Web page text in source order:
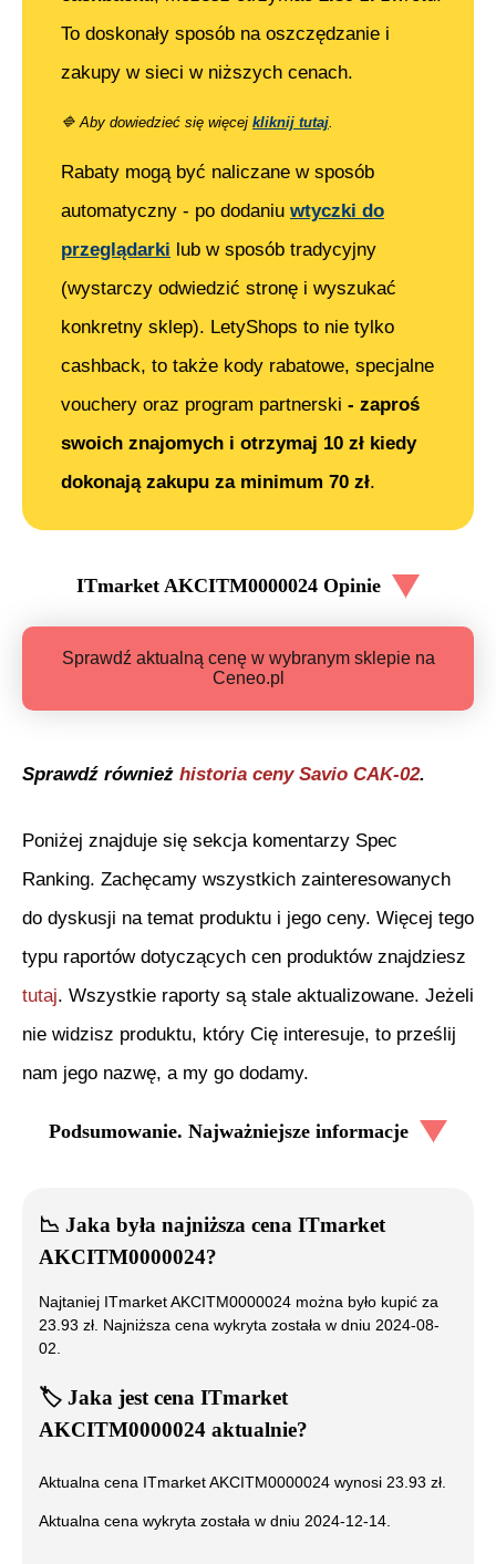
To doskonały sposób na oszczędzanie i
zakupy w sieci w niższych cenach.
🔷 Aby dowiedzieć się więcej kliknij tutaj.
Rabaty mogą być naliczane w sposób
automatyczny - po dodaniu wtyczki do
przeglądarki lub w sposób tradycyjny
(wystarczy odwiedzić stronę i wyszukać
konkretny sklep). LetyShops to nie tylko
cashback, to także kody rabatowe, specjalne
vouchery oraz program partnerski - zaproś
swoich znajomych i otrzymaj 10 zł kiedy
dokonają zakupu za minimum 70 zł.
ITmarket AKCITM0000024 Opinie
Sprawdź aktualną cenę w wybranym sklepie na
Ceneo.pl
Sprawdź również historia ceny Savio CAK-02.
Poniżej znajduje się sekcja komentarzy Spec
Ranking. Zachęcamy wszystkich zainteresowanych
do dyskusji na temat produktu i jego ceny. Więcej tego
typu raportów dotyczących cen produktów znajdziesz
tutaj. Wszystkie raporty są stale aktualizowane. Jeżeli
nie widzisz produktu, który Cię interesuje, to prześlij
nam jego nazwę, a my go dodamy.
Podsumowanie. Najważniejsze informacje
📉 Jaka była najniższa cena ITmarket
AKCITM0000024?
Najtaniej ITmarket AKCITM0000024 można było kupić za
23.93 zł. Najniższa cena wykryta została w dniu 2024-08-
02
🏷️ Jaka jest cena ITmarket
AKCITM0000024 aktualnie?
Aktualna cena ITmarket AKCITM0000024 wynosi 23.93 zł.
Aktualna cena wykryta została w dniu 2024-12-14